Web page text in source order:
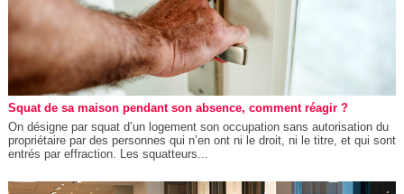
Squat de sa maison pendant son absence, comment réagir ?
On désigne par squat d’un logement son occupation sans autorisation du
propriétaire par des personnes qui n’en ont ni le droit, ni le titre, et qui sont
entrés par effraction. Les squatteurs...